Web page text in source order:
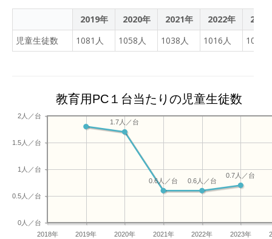
2019年 2020年 2021年 2022年
2023
児童生徒数
1081人 1058人 1038人 1016人 1001
教育用PC１台当たりの児童生徒数
2018年 2019年 2020年 2021年 2022年 2023年
0人／台
0.5人／台
1人／台
1.5人／台
2人／台
0.7人／台
0.6人／台
0.6人／台
1.7人／台